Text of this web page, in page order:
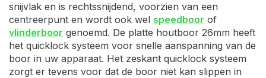
snijvlak en is rechtssnijdend, voorzien van een
centreerpunt en wordt ook wel speedboor of
vlinderboor genoemd. De platte houtboor 26mm heeft
het quicklock systeem voor snelle aanspanning van de
boor in uw apparaat. Het zeskant quicklock systeem
zorgt er tevens voor dat de boor niet kan slippen in